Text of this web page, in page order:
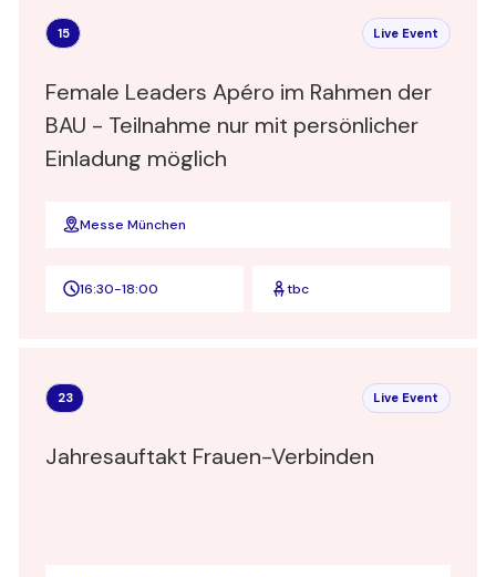
15 Live Event
Female Leaders Apéro im Rahmen der
BAU - Teilnahme nur mit persönlicher
Einladung möglich
Messe München
16:30-18:00 tbc
23 Live Event
Jahresauftakt Frauen-Verbinden